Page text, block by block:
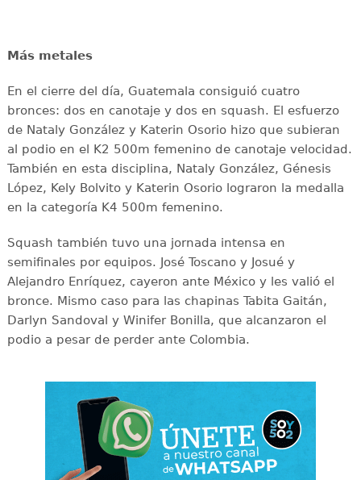
Más metales
En el cierre del día, Guatemala consiguió cuatro
bronces: dos en canotaje y dos en squash. El esfuerzo
de Nataly González y Katerin Osorio hizo que subieran
al podio en el K2 500m femenino de canotaje velocidad.
También en esta disciplina, Nataly González, Génesis
López, Kely Bolvito y Katerin Osorio lograron la medalla
en la categoría K4 500m femenino.
Squash también tuvo una jornada intensa en
semifinales por equipos. José Toscano y Josué y
Alejandro Enríquez, cayeron ante México y les valió el
bronce. Mismo caso para las chapinas Tabita Gaitán,
Darlyn Sandoval y Winifer Bonilla, que alcanzaron el
podio a pesar de perder ante Colombia.